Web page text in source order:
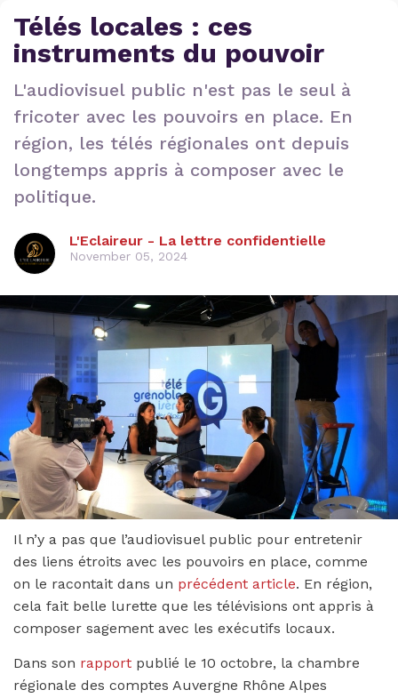
Télés locales : ces
instruments du pouvoir
L'audiovisuel public n'est pas le seul à
fricoter avec les pouvoirs en place. En
région, les télés régionales ont depuis
longtemps appris à composer avec le
politique.
L'Eclaireur - La lettre confidentielle
November 05, 2024
Il n’y a pas que l’audiovisuel public pour entretenir
des liens étroits avec les pouvoirs en place, comme
on le racontait dans un précédent article. En région,
cela fait belle lurette que les télévisions ont appris à
composer sagement avec les exécutifs locaux.
Dans son rapport publié le 10 octobre, la chambre
régionale des comptes Auvergne Rhône Alpes